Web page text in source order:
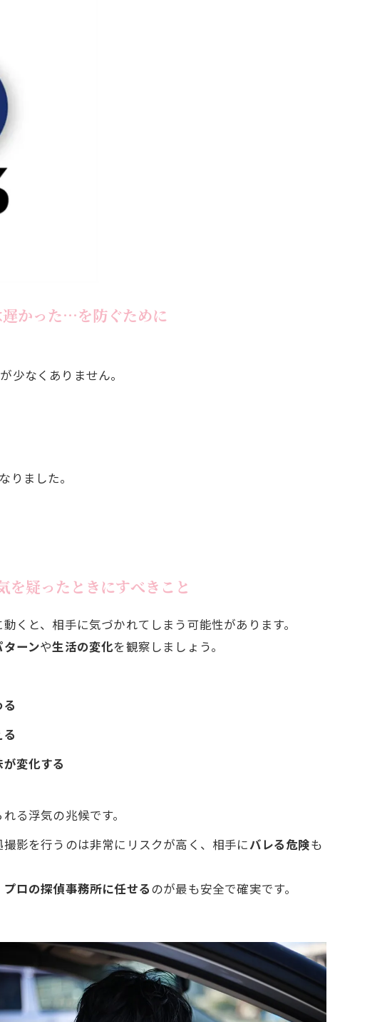
かった…を防ぐために
少なくありません。
りました。
を疑ったときにすべきこと
くと、相手に気づかれてしまう可能性があります。
ーンや生活の変化を観察しましょう。
変化する
る浮気の兆候です。
影を行うのは非常にリスクが高く、相手にバレる危険も
プロの探偵事務所に任せるのが最も安全で確実です。